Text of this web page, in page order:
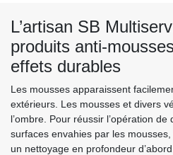
L’artisan SB
produits anti-
effets durables
Les mousses apparaissent
extérieurs. Les mousses et divers
l’ombre. Pour réussir l’opération
surfaces envahies par les
un nettoyage en profondeur